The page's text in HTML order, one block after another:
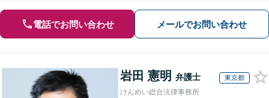
電話でお問い合わせ メールでお問い合わせ
岩田 憲明 弁護士 東京都
けんめい総合法律事務所